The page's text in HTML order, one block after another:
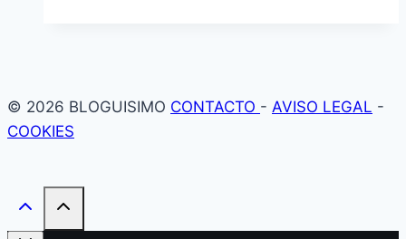
© 2026 BLOGUISIMO CONTACTO - AVISO LEGAL -
COOKIES